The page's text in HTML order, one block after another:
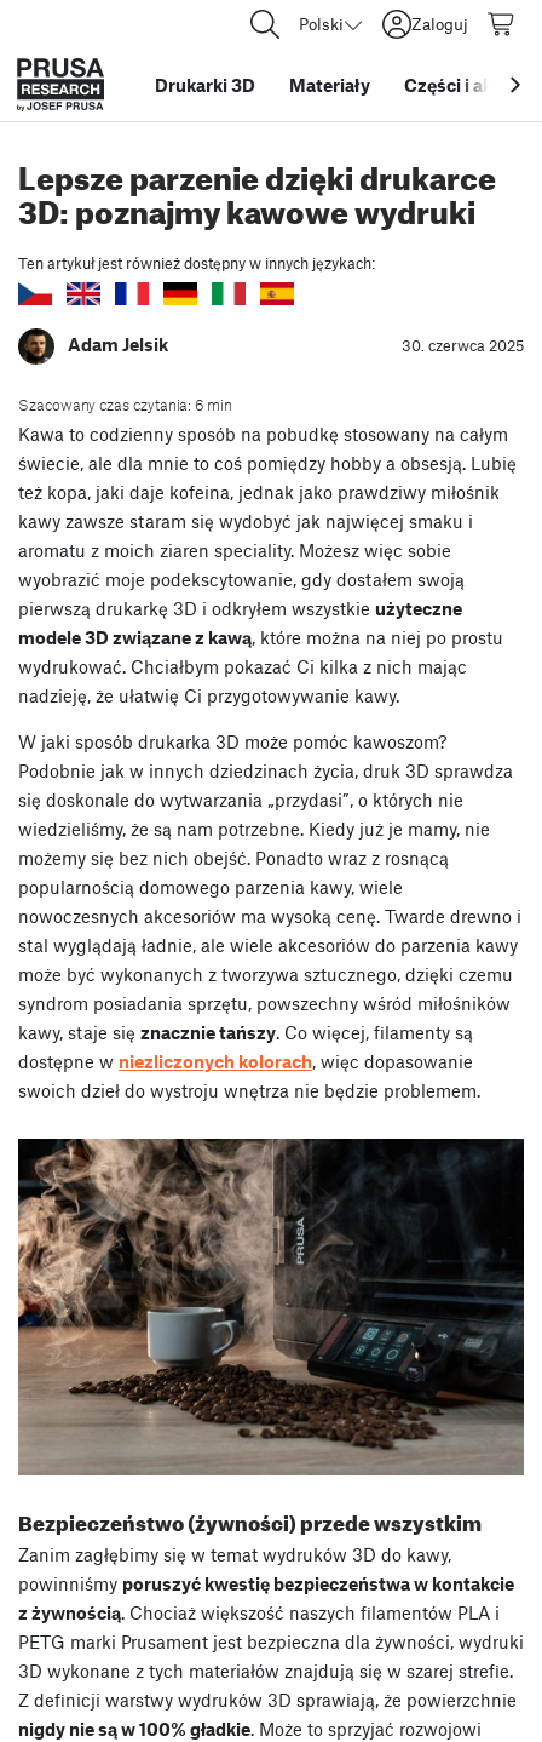
Polski Zaloguj
Drukarki 3D Materiały Części i
Lepsze parzenie dzięki drukarce
3D: poznajmy kawowe wydruki
Ten artykuł jest również dostępny w innych językach:
Adam Jelsik 30. czerwca 2025
Szacowany czas czytania: 6 min
Kawa to codzienny sposób na pobudkę stosowany na całym
świecie, ale dla mnie to coś pomiędzy hobby a obsesją. Lubię
też kopa, jaki daje kofeina, jednak jako prawdziwy miłośnik
kawy zawsze staram się wydobyć jak najwięcej smaku i
aromatu z moich ziaren speciality. Możesz więc sobie
wyobrazić moje podekscytowanie, gdy dostałem swoją
pierwszą drukarkę 3D i odkryłem wszystkie użyteczne
modele 3D związane z kawą, które można na niej po prostu
wydrukować. Chciałbym pokazać Ci kilka z nich mając
nadzieję, że ułatwię Ci przygotowywanie kawy.
W jaki sposób drukarka 3D może pomóc kawoszom?
Podobnie jak w innych dziedzinach życia, druk 3D sprawdza
się doskonale do wytwarzania „przydasi”, o których nie
wiedzieliśmy, że są nam potrzebne. Kiedy już je mamy, nie
możemy się bez nich obejść. Ponadto wraz z rosnącą
popularnością domowego parzenia kawy, wiele
nowoczesnych akcesoriów ma wysoką cenę. Twarde drewno i
stal wyglądają ładnie, ale wiele akcesoriów do parzenia kawy
może być wykonanych z tworzywa sztucznego, dzięki czemu
syndrom posiadania sprzętu, powszechny wśród miłośników
kawy, staje się znacznie tańszy. Co więcej, filamenty są
dostępne w niezliczonych kolorach, więc dopasowanie
swoich dzieł do wystroju wnętrza nie będzie problemem.
Bezpieczeństwo (żywności) przede wszystkim
Zanim zagłębimy się w temat wydruków 3D do kawy,
powinniśmy poruszyć kwestię bezpieczeństwa w kontakcie
z żywnością. Chociaż większość naszych filamentów PLA i
PETG marki Prusament jest bezpieczna dla żywności, wydruki
3D wykonane z tych materiałów znajdują się w szarej strefie.
Z definicji warstwy wydruków 3D sprawiają, że powierzchnie
nigdy nie są w 100% gładkie. Może to sprzyjać rozwojowi